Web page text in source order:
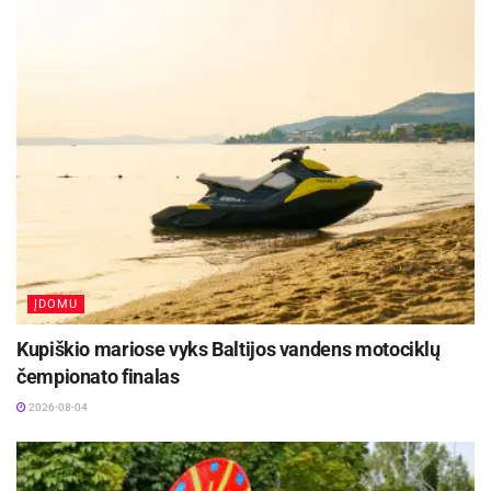
Festivalį „ConTempo“ Kaune uždarys sudėtingas
pasirodymas aštuonių metrų aukštyje ir piknikas
ĮDOMU
Kupiškio mariose vyks Baltijos vandens motociklų
čempionato finalas
2026-08-04